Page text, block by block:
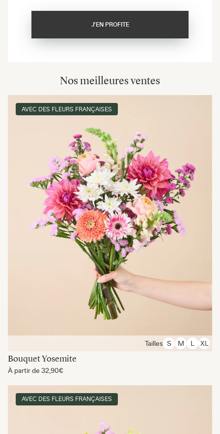
J'EN PROFITE
Nos meilleures ventes
AVEC DES FLEURS FRANÇAISES
Tailles S M XL
Bouquet Yosemite
À partir de 32,90€
AVEC DES FLEURS FRANÇAISES